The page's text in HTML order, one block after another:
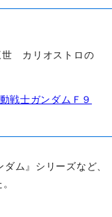
世 カリオストロの
戦士ガンダムＦ９
ム』シリーズなど、